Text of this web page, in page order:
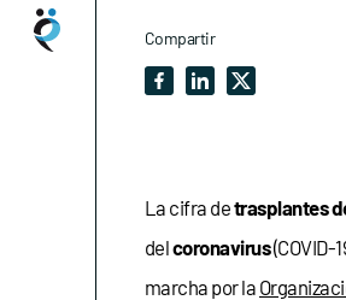
Compartir
La cifra detrasplantes
delcoronavirus
marcha por la